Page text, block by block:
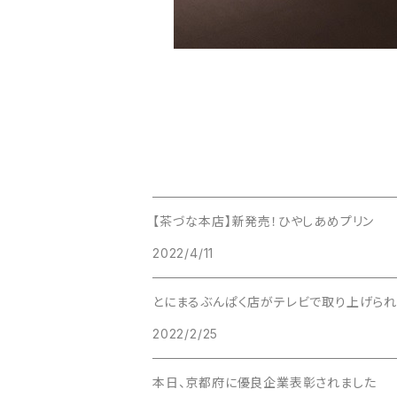
【茶づな本店】新発売！ひやしあめプリン
2022/4/11
とにまるぶんぱく店がテレビで取り上げられ
2022/2/25
本日、京都府に優良企業表彰されました